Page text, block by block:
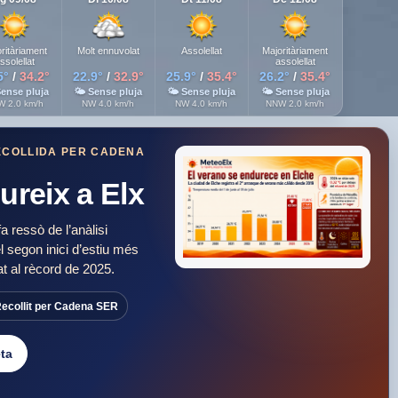
/34.2°
pluja
2.0 km/h
Molt ennuvolat
22.9° / 32.9°
🌤 Sense pluja
NW 4.0 km/h
Assolellat
25.9° / 35.4°
🌤 Sense pluja
NW 4.0 km/h
Majoritàriament
assolellat
26.2° /35.4°
🌤 Sense pluja
NNW 2.0 km/h
PER CADENA
a Elx
ressò de l’anàlisi
inici d’estiu més
al rècord de 2025.
per Cadena SER